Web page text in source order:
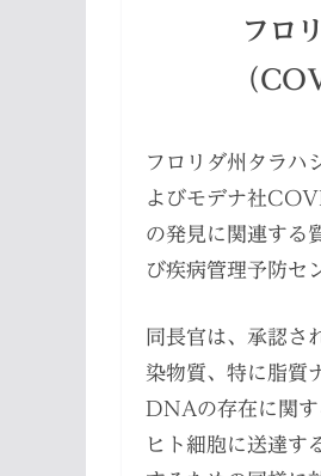
フロ
（
フロリダ州タラハ
よびモデナ社
の発見に関連する
び疾病管理予防セ
同長官は、承認
染物質、特に脂質
DNAの存在に関
ヒト細胞に送達す